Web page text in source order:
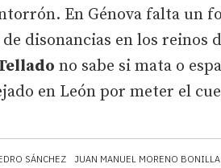
SÁNCHEZ JUAN MANUEL MORENO BONILLA
En Génova falta un
disonancias en los reinos
no sabe si mata o
en León por meter el